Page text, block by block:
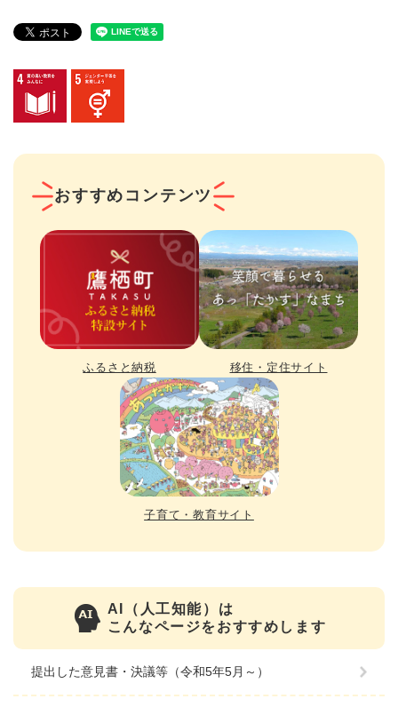
おすすめコンテンツ
ふるさと納税 移住・定住サイト
子育て・教育サイト
AI（人工知能）は
こんなページをおすすめします
提出した意見書・決議等（令和5年5月～）